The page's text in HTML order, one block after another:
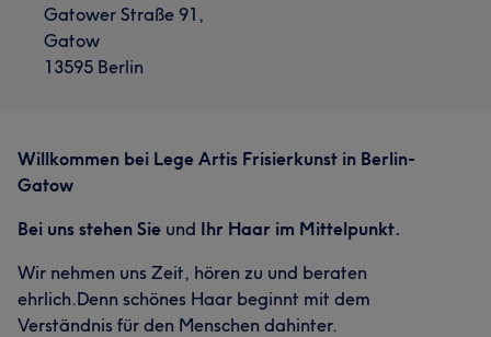
Gatower Straße 91,
Gatow
13595 Berlin
Willkommen bei Lege Artis Frisierkunst in Berlin-
Gatow
Bei uns stehen Sie und Ihr Haar im Mittelpunkt.
Wir nehmen uns Zeit, hören zu und beraten
ehrlich.Denn schönes Haar beginnt mit dem
Verständnis für den Menschen dahinter.